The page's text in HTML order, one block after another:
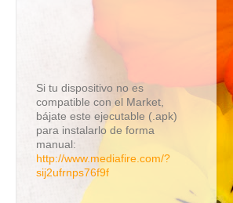
Si tu dispositivo no es
compatible con el Market,
bájate este ejecutable (.apk)
para instalarlo de forma
manual:
http://www.mediafire.com/?
sij2ufrnps76f9f